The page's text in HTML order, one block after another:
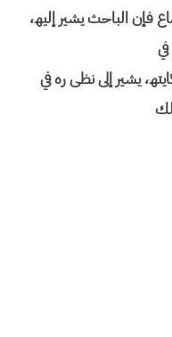
فإن الباحث یشیر إلیھ،
یشیر إلى نظی ره في